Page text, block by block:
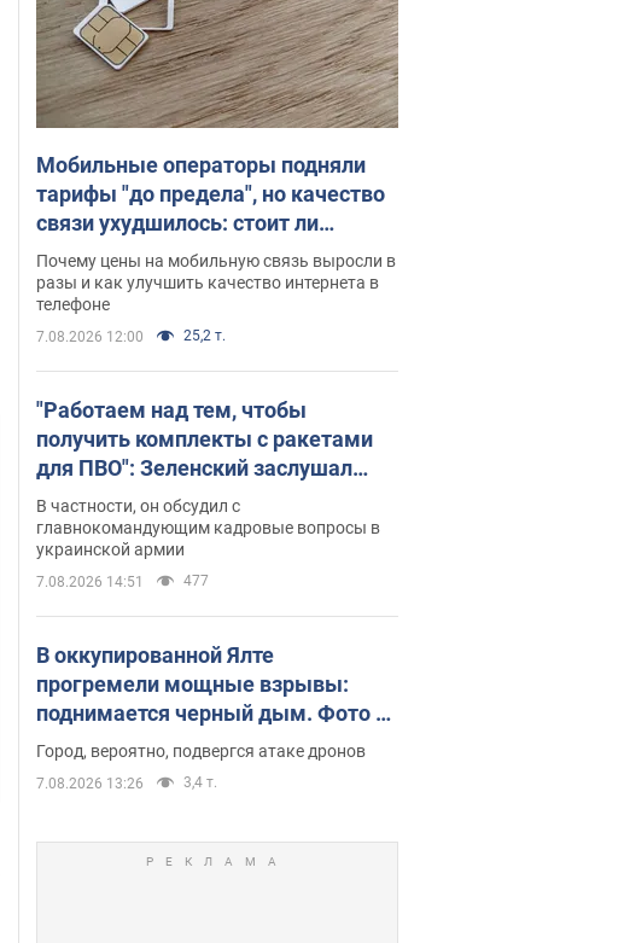
Мобильные операторы подняли
тарифы "до предела", но качество
связи ухудшилось: стоит ли
жаловаться на цены
Почему цены на мобильную связь выросли в
разы и как улучшить качество интернета в
телефоне
7.08.2026 12:00 25,2 т.
"Работаем над тем, чтобы
получить комплекты с ракетами
для ПВО": Зеленский заслушал
доклад Драпатого и объявил о
новых мерах
В частности, он обсудил с
главнокомандующим кадровые вопросы в
украинской армии
7.08.2026 14:51 477
В оккупированной Ялте
прогремели мощные взрывы:
поднимается черный дым. Фото и
видео
Город, вероятно, подвергся атаке дронов
7.08.2026 13:26 3,4 т.